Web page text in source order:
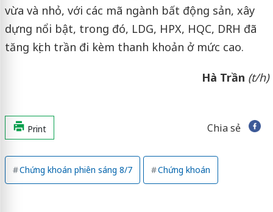
vừa và nhỏ, với các mã ngành bất động sản, xây
dựng nổi bật, trong đó, LDG, HPX, HQC, DRH đã
tăng kịch trần đi kèm thanh khoản ở mức cao.
Hà Trần (t/h)
Print Chia sẻ
Chứng khoán phiên sáng 8/7 Chứng khoán